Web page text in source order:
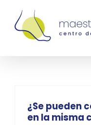
contenido
¿Se pueden
en la misma